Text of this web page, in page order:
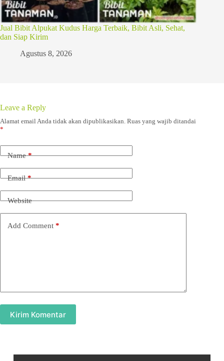
Jual Bibit Alpukat Kudus Harga Terbaik, Bibit Asli, Sehat,
dan Siap Kirim
Agustus 8, 2026
Leave a Reply
Alamat email Anda tidak akan dipublikasikan. Ruas yang wajib ditandai
*
Name*
Email*
Website
Add Comment *
Kirim Komentar